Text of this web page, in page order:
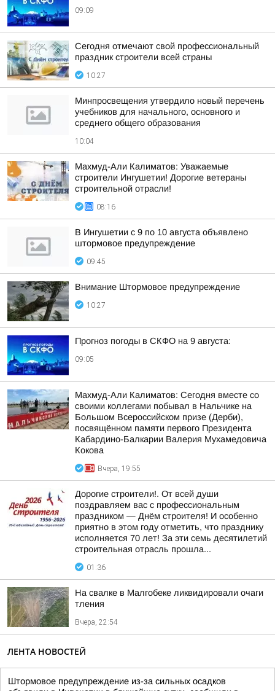
09:09
Сегодня отмечают свой профессиональный
праздник строители всей страны
10:27
Минпросвещения утвердило новый перечень
учебников для начального, основного и
среднего общего образования
10:04
Махмуд-Али Калиматов: Уважаемые
строители Ингушетии! Дорогие ветераны
строительной отрасли!
08:16
В Ингушетии с 9 по 10 августа объявлено
штормовое предупреждение
09:45
Внимание Штормовое предупреждение
10:27
Прогноз погоды в СКФО на 9 августа:
09:05
Махмуд-Али Калиматов: Сегодня вместе со
своими коллегами побывал в Нальчике на
Большом Всероссийском призе (Дерби),
посвящённом памяти первого Президента
Кабардино-Балкарии Валерия Мухамедовича
Кокова
Вчера, 19:55
Дорогие строители!. От всей души
поздравляем вас с профессиональным
праздником — Днём строителя! И особенно
приятно в этом году отметить, что празднику
исполняется 70 лет! За эти семь десятилетий
строительная отрасль прошла...
01:36
На свалке в Малгобеке ликвидировали очаги
тления
Вчера, 22:54
ЛЕНТА НОВОСТЕЙ
Штормовое предупреждение из-за сильных осадков